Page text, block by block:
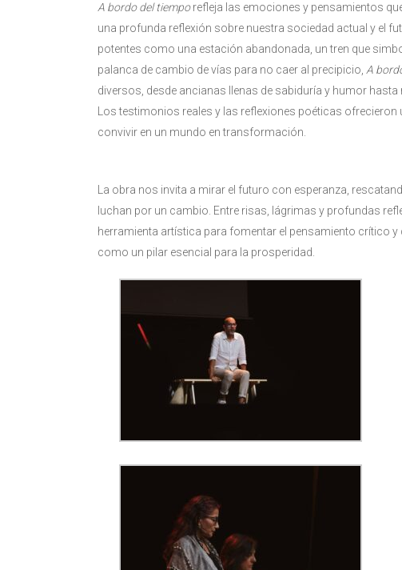
A bordo del tiemporefleja las emociones y pensamientos
una profunda reflexión sobre nuestra sociedad actual y el
potentes como una estación abandonada, un tren que
palanca de cambio de vías para no caer al precipicio, A
diversos, desde ancianas llenas de sabiduría y humor
Los testimonios reales y las reflexiones poéticas
convivir en un mundo en transformación.
La obra nos invita a mirar el futuro con esperanza,
luchan por un cambio. Entre risas, lágrimas y profundas
herramienta artística para fomentar el pensamiento crítico
como un pilar esencial para la prosperidad.